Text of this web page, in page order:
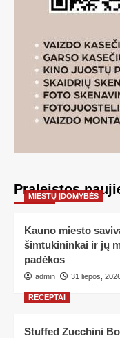
Praleistos
MIESTŲ ĮDOMYBĖS
Kauno miesto
šimtukininkai ir jų
padėkos
admin 31 liepos,
RECEPTAI
Stuffed Zucchini